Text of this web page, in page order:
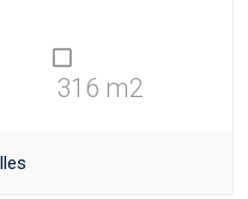
316 m2